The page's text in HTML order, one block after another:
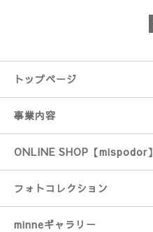
トップページ
事業内容
ONLINE SHOP【mispodor】
フォトコレクション
minneギャラリー